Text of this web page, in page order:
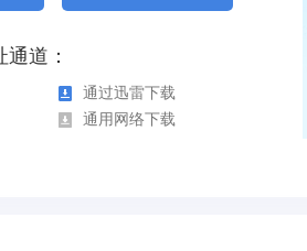
道：
通过迅雷下载
通用网络下载